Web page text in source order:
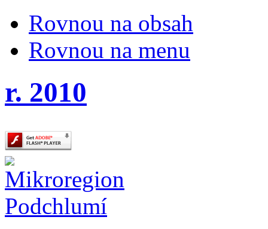
Rovnou na obsah
Rovnou na menu
r. 2010